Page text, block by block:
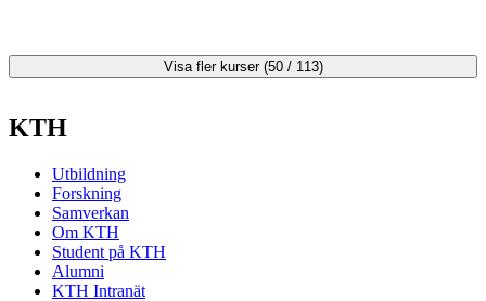
Visa fler kurser (50 / 113)
KTH
Utbildning
Forskning
Samverkan
Om KTH
Student på KTH
Alumni
KTH Intranät